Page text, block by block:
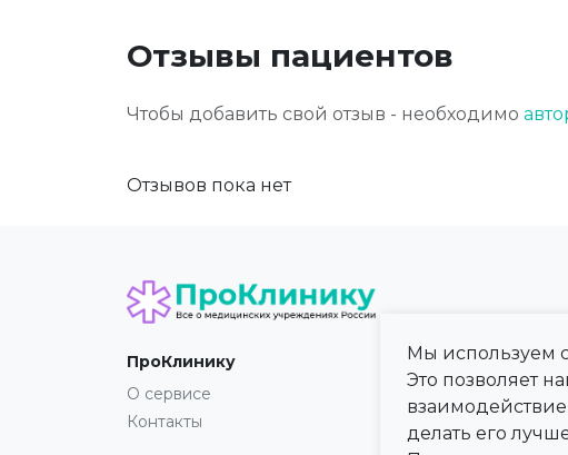
Отзывы пациентов
Чтобы добавить свой отзыв - необходимо
Отзывов пока нет
ПроКлинику
О сервисе
Контакты
Карта сайта
Регионы
Города
Мы используем
Это позволяет
делать его